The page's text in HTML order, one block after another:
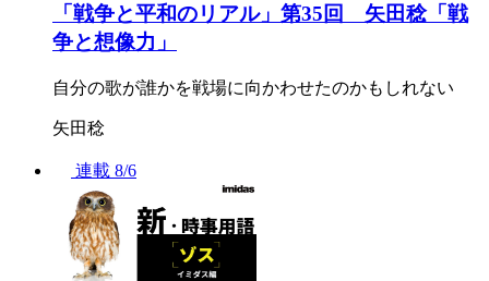
「戦争と平和のリアル」第35回 矢田稔「戦
争と想像力」
自分の歌が誰かを戦場に向かわせたのかもしれない
矢田稔
連載 8/6